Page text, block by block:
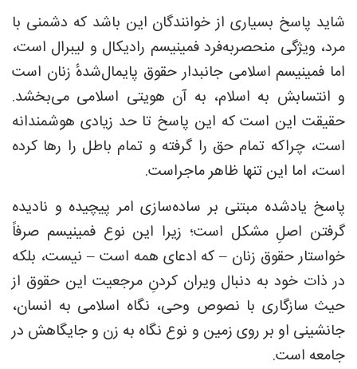
شاید پاسخ بسیاری از خوانندگان این باشد که دشمنی با
مرد، ویژگی منحصربه‌فرد فمینیسم رادیکال و لیبرال است،
اما فمینیسم اسلامی جانبدار حقوق پایمال‌شدهٔ زنان است
و انتسابش به اسلام، به آن هویتی اسلامی می‌بخشد.
حقیقت این است که این پاسخ تا حد زیادی هوشمندانه
است، چراکه تمام حق را گرفته و تمام باطل را رها کرده
است، اما این تنها ظاهر ماجراست.
پاسخ یادشده مبتنی بر ساده‌سازی امر پیچیده و نادیده
گرفتن اصلِ مشکل است؛ زیرا این نوع فمینیسم صرفاً
خواستار حقوق زنان – که ادعای همه است – نیست، بلکه
در ذات خود به دنبال ویران کردنِ مرجعیت این حقوق از
حیث سازگاری با نصوص وحی، نگاه اسلامی به انسان،
جانشینی او بر روی زمین و نوع نگاه به زن و جایگاهش در
جامعه است.